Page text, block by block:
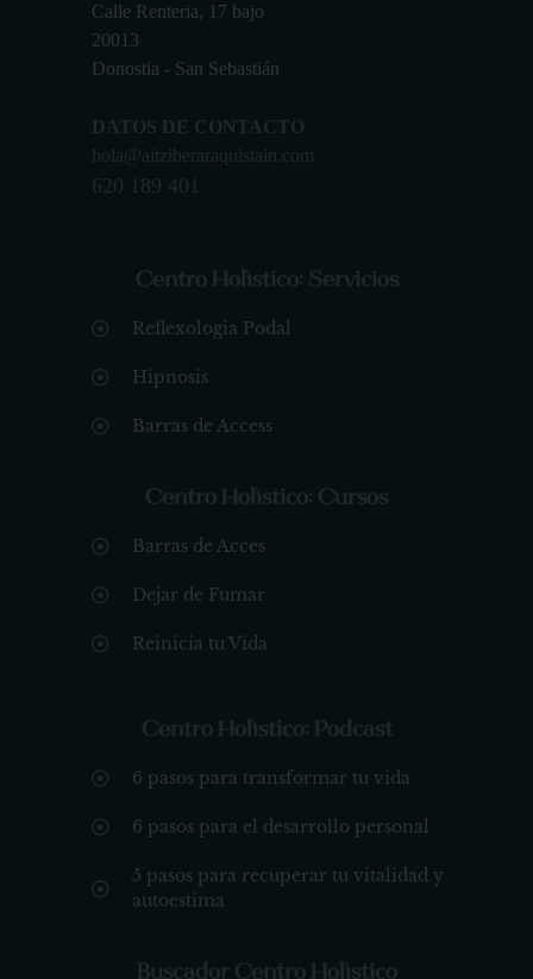
Calle Renteria, 17 bajo
20013
Donostia - San Sebastián
DATOS DE CONTACTO
hola@aitziberaraquistain.com
620 189 401
Centro Holístico: Servicios
Reflexologia Podal
Hipnosis
Barras de Access
Centro Holístico: Cursos
Barras de Acces
Dejar de Fumar
Reinicia tu Vida
Centro Holístico: Podcast
6 pasos para transformar tu vida
6 pasos para el desarrollo personal
5 pasos para recuperar tu vitalidad y
autoestima
Buscador Centro Holístico